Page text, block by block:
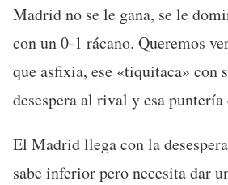
Madrid no se le gana, se le
con un 0-1 rácano. Queremos
que asfixia, ese «tiquitaca» con
desespera al rival y esa
El Madrid llega con la
sabe inferior pero necesita dar